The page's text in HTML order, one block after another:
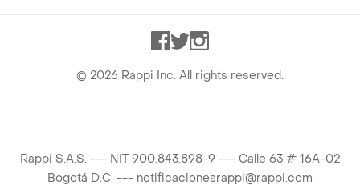
Facebook
TwitterInstagram
© 2026 Rappi Inc. All rights reserved.
Rappi S.A.S. --- NIT 900.843.898-9 --- Calle 63 # 16A-02
Bogotá D.C. --- notificacionesrappi@rappi.com